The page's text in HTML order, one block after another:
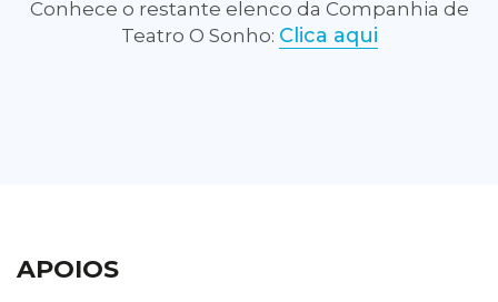
Conhece o restante elenco da Companhia de
Teatro O Sonho: Clica aqui
APOIOS